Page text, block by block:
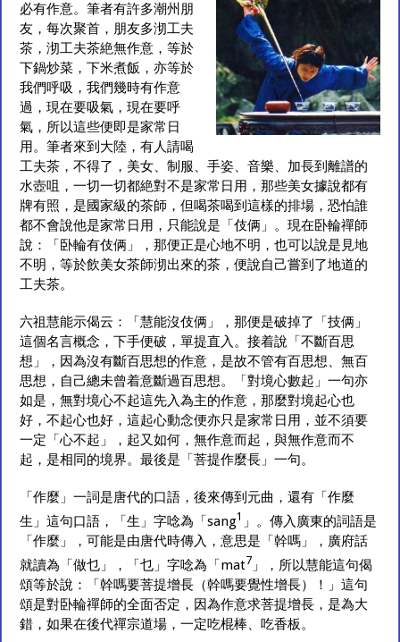
必有作意。筆者有許多潮州朋
友，每次聚首，朋友多沏工夫
茶，沏工夫茶絶無作意，等於
下鍋炒菜，下米煮飯，亦等於
我們呼吸，我們幾時有作意
過，現在要吸氣，現在要呼
氣，所以這些便即是家常日
用。筆者來到大陸，有人請喝
工夫茶，不得了，美女、制服、手姿、音樂、加長到離譜的
水壺咀，一切一切都絶對不是家常日用，那些美女據說都有
牌有照，是國家級的茶師，但喝茶喝到這樣的排場，恐怕誰
都不會說他是家常日用，只能說是「伎俩」。現在卧輪禪師
說：「卧輪有伎俩」，那便正是心地不明，也可以說是見地
不明，等於飲美女茶師沏出來的茶，便說自己嘗到了地道的
工夫茶。
六祖慧能示偈云：「慧能沒伎俩」，那便是破掉了「技俩」
這個名言概念，下手便破，單提直入。接着說「不斷百思
想」，因為沒有斷百思想的作意，是故不管有百思想、無百
思想，自己總未曾着意斷過百思想。「對境心數起」一句亦
如是，無對境心不起這先入為主的作意，那麼對境起心也
好，不起心也好，這起心動念便亦只是家常日用，並不須要
一定「心不起」，起又如何，無作意而起，與無作意而不
起，是相同的境界。最後是「菩提作麼長」一句。
「作麼」一詞是唐代的口語，後來傳到元曲，還有「作麼
生」這句口語，「生」字唸為「sang1 」。傳入廣東的詞語是
「作麼」，可能是由唐代時傳入，意思是「幹嗎」，廣府話
就讀為「做乜」，「乜」字唸為「mat7 」，所以慧能這句偈
頌等於說：「幹嗎要菩提增長（幹嗎要覺性增長）！」這句
頌是對卧輪禪師的全面否定，因為作意求菩提增長，是為大
錯，如果在後代禪宗道場，一定吃棍棒、吃香板。